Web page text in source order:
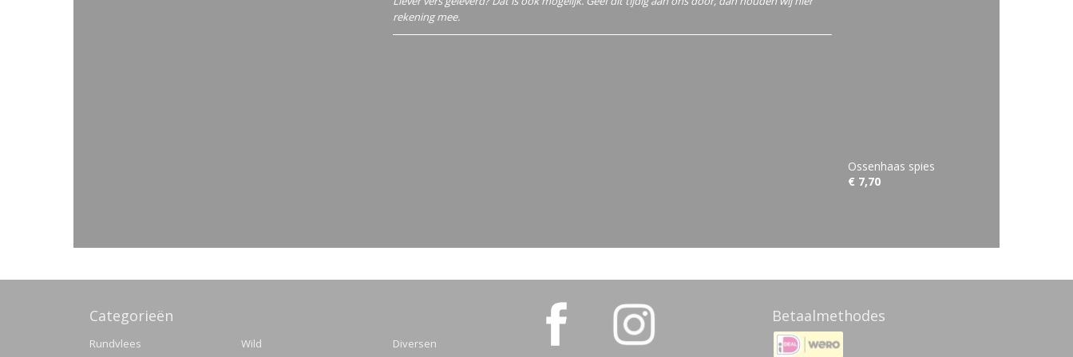
rekening mee.
Ossenhaas spies
€ 7,70
Categorieën
Rundvlees
Wild
Diversen
Betaalmethodes